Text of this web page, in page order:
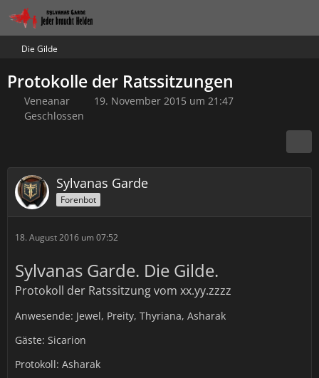
Die Gilde
Protokolle der Ratssitzungen
Veneanar
19. November 2015 um 21:47
Geschlossen
Sylvanas Garde
Forenbot
18. August 2016 um 07:52
Sylvanas Garde. Die Gilde.
Protokoll der Ratssitzung vom xx.yy.zzzz
Anwesende: Jewel, Preity, Thyriana, Asharak
Gäste: Sicarion
Protokoll: Asharak